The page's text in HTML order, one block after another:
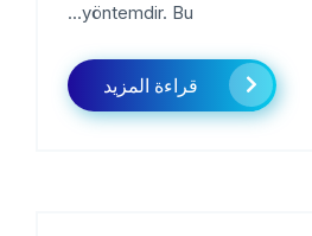
yöntemdir. Bu...
قراءة المزيد